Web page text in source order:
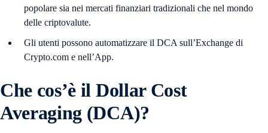
popolare sia nei mercati finanziari tradizionali che nel mondo
delle criptovalute.
Gli utenti possono automatizzare il DCA sull’Exchange di
Crypto.com e nell’App.
Che cos’è il Dollar Cost
Averaging (DCA)?